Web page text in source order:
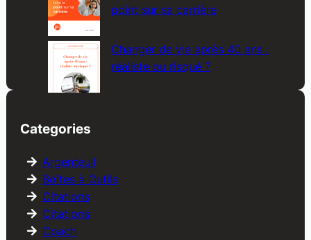
point sur sa carrière
Changer de vie après 40 ans :
réaliste ou risqué ?
Categories
Argenteuil
Boîtes à Outils
Citations
Citations
Coach